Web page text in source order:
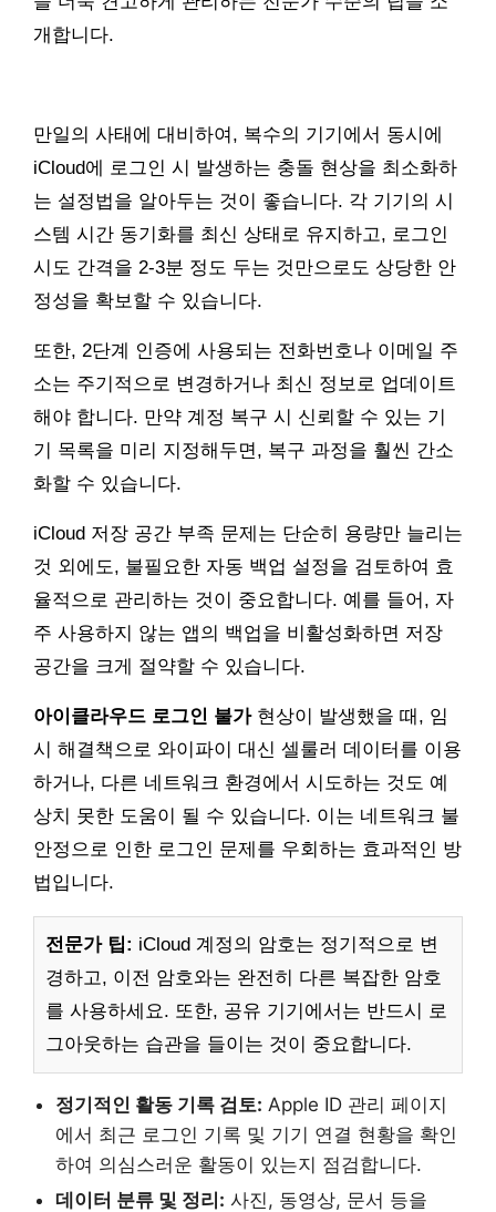
개합니다.
만일의 사태에 대비하여, 복수의 기기에서 동시에
iCloud에 로그인 시 발생하는 충돌 현상을 최소화하
는 설정법을 알아두는 것이 좋습니다. 각 기기의 시
스템 시간 동기화를 최신 상태로 유지하고, 로그인
시도 간격을 2-3분 정도 두는 것만으로도 상당한 안
정성을 확보할 수 있습니다.
또한, 2단계 인증에 사용되는 전화번호나 이메일 주
소는 주기적으로 변경하거나 최신 정보로 업데이트
해야 합니다. 만약 계정 복구 시 신뢰할 수 있는 기
기 목록을 미리 지정해두면, 복구 과정을 훨씬 간소
화할 수 있습니다.
iCloud 저장 공간 부족 문제는 단순히 용량만 늘리는
것 외에도, 불필요한 자동 백업 설정을 검토하여 효
율적으로 관리하는 것이 중요합니다. 예를 들어, 자
주 사용하지 않는 앱의 백업을 비활성화하면 저장
공간을 크게 절약할 수 있습니다.
아이클라우드 로그인 불가현상이 발생했을 때, 임
시 해결책으로 와이파이 대신 셀룰러 데이터를 이용
하거나, 다른 네트워크 환경에서 시도하는 것도 예
상치 못한 도움이 될 수 있습니다. 이는 네트워크 불
안정으로 인한 로그인 문제를 우회하는 효과적인 방
법입니다.
전문가 팁: iCloud 계정의 암호는 정기적으로 변
경하고, 이전 암호와는 완전히 다른 복잡한 암호
를 사용하세요. 또한, 공유 기기에서는 반드시 로
그아웃하는 습관을 들이는 것이 중요합니다.
정기적인 활동 기록 검토: Apple ID 관리 페이지
에서 최근 로그인 기록 및 기기 연결 현황을 확인
하여 의심스러운 활동이 있는지 점검합니다.
데이터 분류 및 정리: 사진, 동영상, 문서 등을